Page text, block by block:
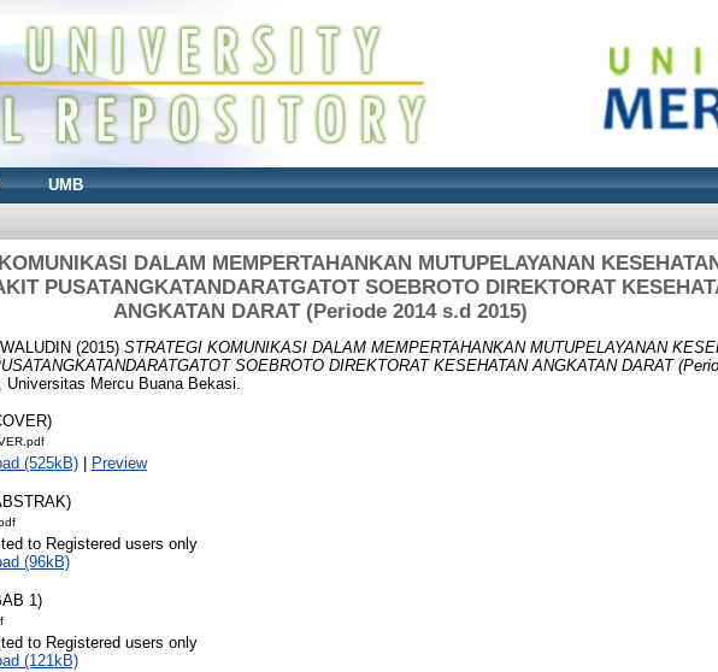
UMB
DALAM MEMPERTAHANKAN MUTUPELAYANAN
PUSATANGKATANDARATGATOT SOEBROTO DIREKTORAT
ANGKATAN DARAT (Periode 2014 s.d 2015)
(2015) STRATEGI KOMUNIKASI DALAM MEMPERTAHANKAN MUTUPELAYANAN
SOEBROTO DIREKTORAT KESEHATAN ANGKATAN DARAT
Universitas Mercu Buana Bekasi.
(525kB) Preview
to Registered users only
(96kB)
1)
to Registered users only
(121kB)